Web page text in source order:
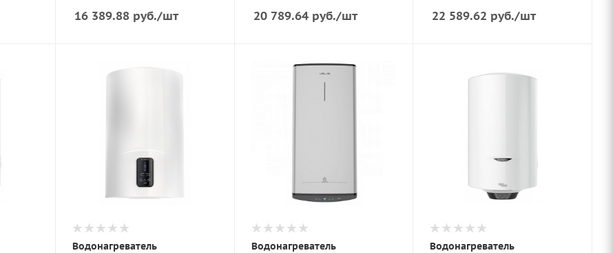
16 389.88 руб./шт 20 789.64руб./шт 22 589.62 руб./шт
Водонагреватель
Водонагреватель
Водонагреватель